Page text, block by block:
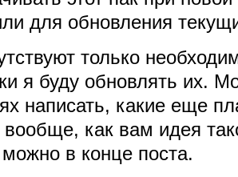
для обновления
только
я буду обновлять их.
написать, какие еще
как вам идея
в конце поста.